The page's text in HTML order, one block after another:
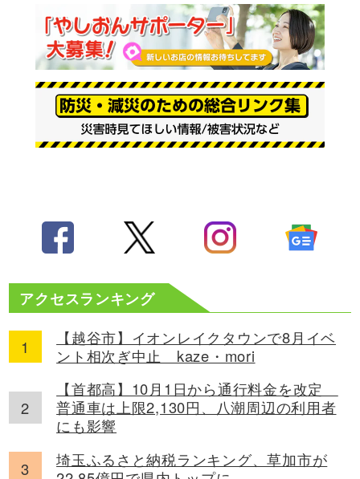
アクセスランキング
【越谷市】イオンレイクタウンで8月イベ
ント相次ぎ中止 kaze・mori
【首都高】10月1日から通行料金を改定
普通車は上限2,130円、八潮周辺の利用者
にも影響
埼玉ふるさと納税ランキング、草加市が